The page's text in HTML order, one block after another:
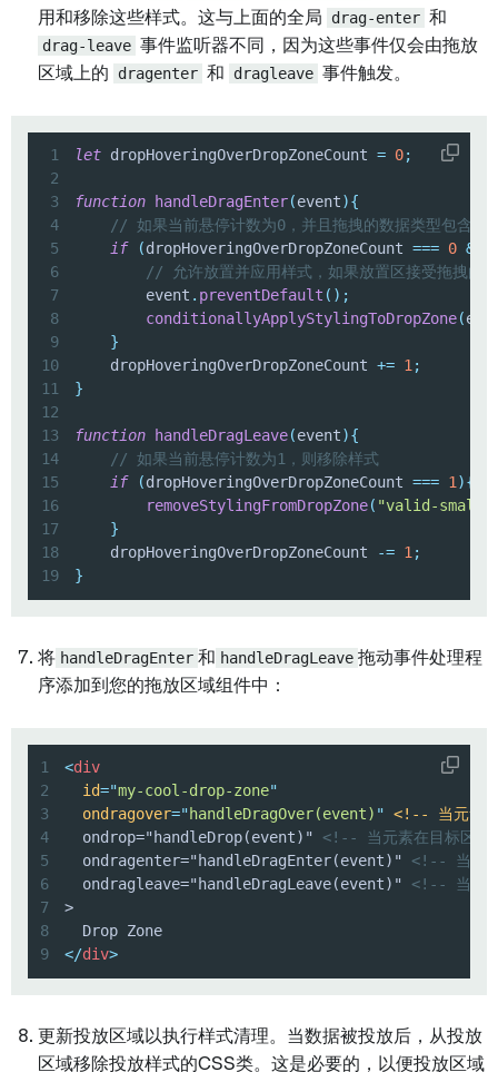
用和移除这些样式。这与上面的全局
drag-enter 和
drag-leave 事件监听器不同，因为这些事件仅会由拖放
区域上的
dragenter 和 dragleave 事件触发。
1 let dropHoveringOverDropZoneCount = 0;
2
3
function handleDragEnter(event){
4
// 如果当前悬停计数为0，并且拖拽的数据类型包含指
5
if (dropHoveringOverDropZoneCount === 0 &&
6
// 允许放置并应用样式，如果放置区接受拖拽的
7
        event
. preventDefault ( ) ;
8
conditionallyApplyStylingToDropZone(
9
}
10
    dropHoveringOverDropZoneCount
+= 1;
11
}
12
13
function handleDragLeave(event){
14
// 如果当前悬停计数为1，则移除样式
15
if (dropHoveringOverDropZoneCount === 1){
16
removeStylingFromDropZone( "valid-small-
17
}
18
    dropHoveringOverDropZoneCount
-= 1;
19
}
将 handleDragEnter 和 handleDragLeave 拖动事件处理程
序添加到您的拖放区域组件中：
1 <div
2
id="my-cool-drop-zone"
3
ondragover="handleDragOver(event) " <!--
当元素
4
  ondrop="handleDrop(event)"
<!-- 当元素在目标区域
5
  ondragenter="handleDragEnter(event)"
<!-- 当拖动
6
  ondragleave="handleDragLeave(event)"
<!-- 当拖动
7
>
8
  Drop Zone
9
</div>
更新投放区域以执行样式清理。当数据被投放后，从投放
区域移除投放样式的CSS类。这是必要的，以便投放区域